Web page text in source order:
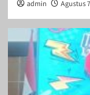
admin Agustus